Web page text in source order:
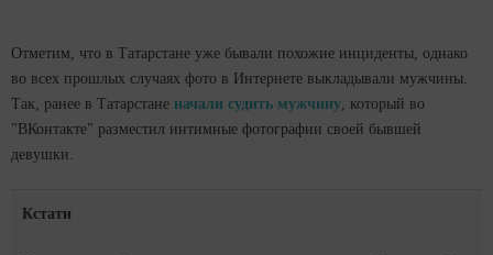
Отметим, что в Татарстане уже бывали похожие инциденты, однако
во всех прошлых случаях фото в Интернете выкладывали мужчины.
Так, ранее в Татарстане начали судить мужчину, который во
"ВКонтакте" разместил интимные фотографии своей бывшей
девушки.
Кстати